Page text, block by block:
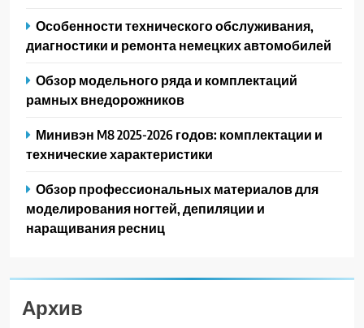
Особенности технического обслуживания,
диагностики и ремонта немецких автомобилей
Обзор модельного ряда и комплектаций
рамных внедорожников
Минивэн M8 2025-2026 годов: комплектации и
технические характеристики
Обзор профессиональных материалов для
моделирования ногтей, депиляции и
наращивания ресниц
Архив